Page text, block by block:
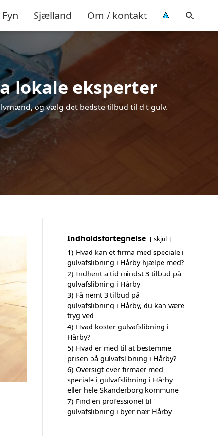
Fyn Sjælland Om / kontakt
lokale eksperter
og vælg det bedste tilbud til dit gulv.
Indholdsfortegnelse skjul
1) Hvad kan et firma med speciale i
gulvafslibning i Hårby hjælpe med?
2) Indhent altid mindst 3 tilbud på
gulvafslibning i Hårby
3) Få nemt 3 tilbud på
gulvafslibning i Hårby, du kan være
tryg ved
4) Hvad koster gulvafslibning i
Hårby?
5) Hvad er med til at bestemme
prisen på gulvafslibning i Hårby?
6) Oversigt over firmaer med
speciale i gulvafslibning i Hårby
eller hele Skanderborg kommune
7) Find en professionel til
gulvafslibning i byer nær Hårby